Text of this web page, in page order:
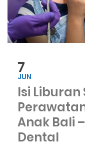
7
JUN
Isi
Anak Bali
Dental